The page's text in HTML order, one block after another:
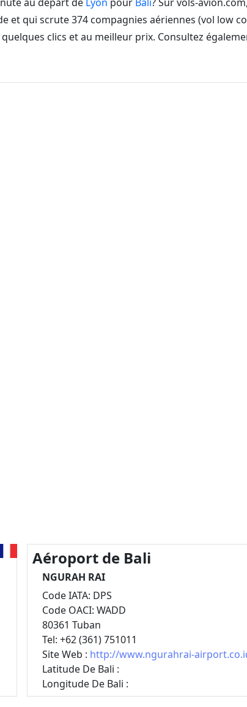
et qui scrute 374 compagnies aériennes (vol low
clics et au meilleur prix. Consultez
Aéroport de Bali
NGURAH RAI
Code IATA: DPS
Code OACI: WADD
80361 Tuban
Tel: +62 (361) 751011
Site Web : http://www.ngurahrai-
Latitude De Bali :
Longitude De Bali :